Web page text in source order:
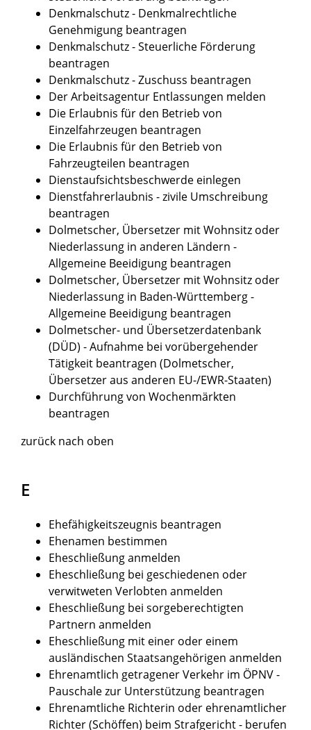
Denkmalschutz - Denkmalrechtliche
Genehmigung beantragen
Denkmalschutz - Steuerliche Förderung
beantragen
Denkmalschutz - Zuschuss beantragen
Der Arbeitsagentur Entlassungen melden
Die Erlaubnis für den Betrieb von
Einzelfahrzeugen beantragen
Die Erlaubnis für den Betrieb von
Fahrzeugteilen beantragen
Dienstaufsichtsbeschwerde einlegen
Dienstfahrerlaubnis - zivile Umschreibung
beantragen
Dolmetscher, Übersetzer mit Wohnsitz oder
Niederlassung in anderen Ländern -
Allgemeine Beeidigung beantragen
Dolmetscher, Übersetzer mit Wohnsitz oder
Niederlassung in Baden-Württemberg -
Allgemeine Beeidigung beantragen
Dolmetscher- und Übersetzerdatenbank
(DÜD) - Aufnahme bei vorübergehender
Tätigkeit beantragen (Dolmetscher,
Übersetzer aus anderen EU-/EWR-Staaten)
Durchführung von Wochenmärkten
beantragen
zurück nach oben
E
Ehefähigkeitszeugnis beantragen
Ehenamen bestimmen
Eheschließung anmelden
Eheschließung bei geschiedenen oder
verwitweten Verlobten anmelden
Eheschließung bei sorgeberechtigten
Partnern anmelden
Eheschließung mit einer oder einem
ausländischen Staatsangehörigen anmelden
Ehrenamtlich getragener Verkehr im ÖPNV -
Pauschale zur Unterstützung beantragen
Ehrenamtliche Richterin oder ehrenamtlicher
Richter (Schöffen) beim Strafgericht - berufen